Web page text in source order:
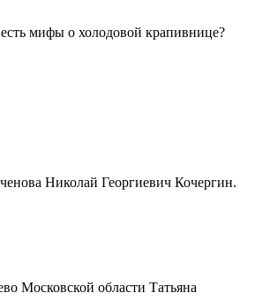
мифы о холодовой крапивнице?
Николай Георгиевич Кочергин.
Московской области Татьяна